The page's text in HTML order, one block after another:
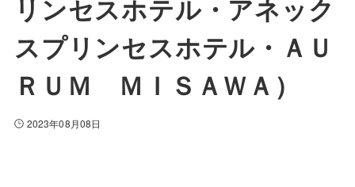
リンセスホテル・アネック
スプリンセスホテル・ＡＵ
ＲＵＭ ＭＩＳＡＷＡ）
2023年08月08日